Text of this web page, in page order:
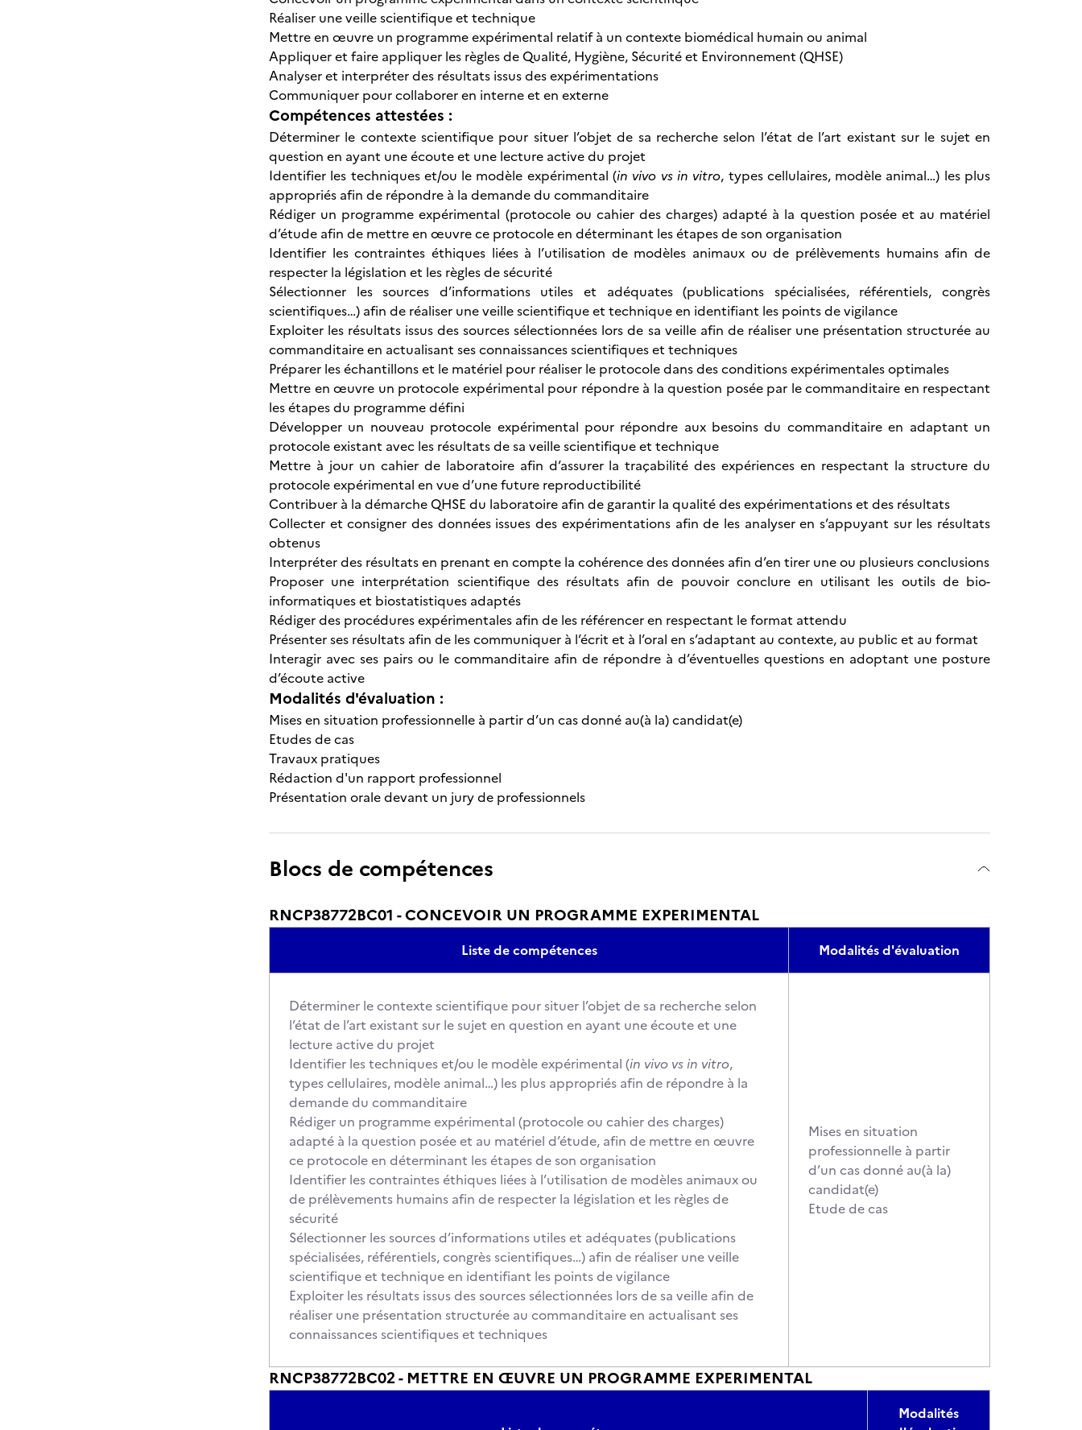
Réaliser une veille scientifique et technique
Mettre en œuvre un programme expérimental relatif à un contexte biomédical humain ou animal
Appliquer et faire appliquer les règles de Qualité, Hygiène, Sécurité et Environnement (QHSE)
Analyser et interpréter des résultats issus des expérimentations
Communiquer pour collaborer en interne et en externe
Compétences attestées :
Déterminer le contexte scientifique pour situer l’objet de sa recherche selon l’état de l’art existant sur le sujet en
question en ayant une écoute et une lecture active du projet
Identifier les techniques et/ou le modèle expérimental (in vivo vs in vitro, types cellulaires, modèle animal…) les plus
appropriés afin de répondre à la demande du commanditaire
Rédiger un programme expérimental (protocole ou cahier des charges) adapté à la question posée et au matériel
d’étude afin de mettre en œuvre ce protocole en déterminant les étapes de son organisation
Identifier les contraintes éthiques liées à l’utilisation de modèles animaux ou de prélèvements humains afin de
respecter la législation et les règles de sécurité
Sélectionner les sources d’informations utiles et adéquates (publications spécialisées, référentiels, congrès
scientifiques…) afin de réaliser une veille scientifique et technique en identifiant les points de vigilance
Exploiter les résultats issus des sources sélectionnées lors de sa veille afin de réaliser une présentation structurée au
commanditaire en actualisant ses connaissances scientifiques et techniques
Préparer les échantillons et le matériel pour réaliser le protocole dans des conditions expérimentales optimales
Mettre en œuvre un protocole expérimental pour répondre à la question posée par le commanditaire en respectant
les étapes du programme défini
Développer un nouveau protocole expérimental pour répondre aux besoins du commanditaire en adaptant un
protocole existant avec les résultats de sa veille scientifique et technique
Mettre à jour un cahier de laboratoire afin d’assurer la traçabilité des expériences en respectant la structure du
protocole expérimental en vue d’une future reproductibilité
Contribuer à la démarche QHSE du laboratoire afin de garantir la qualité des expérimentations et des résultats
Collecter et consigner des données issues des expérimentations afin de les analyser en s’appuyant sur les résultats
obtenus
Interpréter des résultats en prenant en compte la cohérence des données afin d’en tirer une ou plusieurs conclusions
Proposer une interprétation scientifique des résultats afin de pouvoir conclure en utilisant les outils de bio-
informatiques et biostatistiques adaptés
Rédiger des procédures expérimentales afin de les référencer en respectant le format attendu
Présenter ses résultats afin de les communiquer à l’écrit et à l’oral en s’adaptant au contexte, au public et au format
Interagir avec ses pairs ou le commanditaire afin de répondre à d’éventuelles questions en adoptant une posture
d’écoute active
Modalités d'évaluation :
Mises en situation professionnelle à partir d’un cas donné au(à la) candidat(e)
Etudes de cas
Travaux pratiques
Rédaction d'un rapport professionnel
Présentation orale devant un jury de professionnels
Blocs de compétences
RNCP38772BC01 - CONCEVOIR UN PROGRAMME EXPERIMENTAL
Liste de compétences Modalités d'évaluation
Déterminer le contexte scientifique pour situer l’objet de sa recherche selon
l’état de l’art existant sur le sujet en question en ayant une écoute et une
lecture active du projet
Identifier les techniques et/ou le modèle expérimental (in vivo vs in vitro,
types cellulaires, modèle animal…) les plus appropriés afin de répondre à la
demande du commanditaire
Rédiger un programme expérimental (protocole ou cahier des charges)
adapté à la question posée et au matériel d’étude, afin de mettre en œuvre
ce protocole en déterminant les étapes de son organisation
Identifier les contraintes éthiques liées à l’utilisation de modèles animaux ou
de prélèvements humains afin de respecter la législation et les règles de
sécurité
Sélectionner les sources d’informations utiles et adéquates (publications
spécialisées, référentiels, congrès scientifiques…) afin de réaliser une veille
scientifique et technique en identifiant les points de vigilance
Exploiter les résultats issus des sources sélectionnées lors de sa veille afin de
réaliser une présentation structurée au commanditaire en actualisant ses
connaissances scientifiques et techniques
Mises en situation
professionnelle à partir
d’un cas donné au(à la)
candidat(e)
Etude de cas
RNCP38772BC02 - METTRE EN ŒUVRE UN PROGRAMME EXPERIMENTAL
Modalités